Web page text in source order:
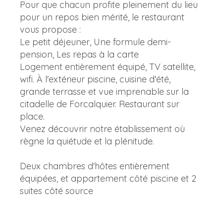
Pour que chacun profite pleinement du lieu
pour un repos bien mérité, le restaurant
vous propose :
Le petit déjeuner, Une formule demi-
pension, Les repas à la carte
Logement entièrement équipé, TV satellite,
wifi. À l'extérieur piscine, cuisine d'été,
grande terrasse et vue imprenable sur la
citadelle de Forcalquier. Restaurant sur
place.
Venez découvrir notre établissement où
règne la quiétude et la plénitude.
Deux chambres d'hôtes entièrement
équipées, et appartement côté piscine et 2
suites côté source